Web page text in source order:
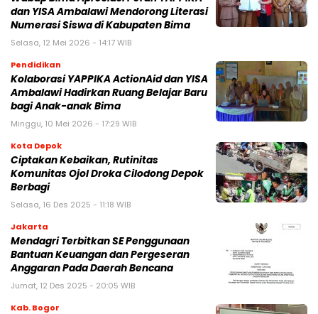
dan YISA Ambalawi Mendorong Literasi
Numerasi Siswa di Kabupaten Bima
Selasa, 12 Mei 2026 - 14:17 WIB
Pendidikan
Kolaborasi YAPPIKA ActionAid dan YISA
Ambalawi Hadirkan Ruang Belajar Baru
bagi Anak-anak Bima
Minggu, 10 Mei 2026 - 17:29 WIB
Kota Depok
Ciptakan Kebaikan, Rutinitas
Komunitas Ojol Droka Cilodong Depok
Berbagi
Selasa, 16 Des 2025 - 11:18 WIB
Jakarta
Mendagri Terbitkan SE Penggunaan
Bantuan Keuangan dan Pergeseran
Anggaran Pada Daerah Bencana
Jumat, 12 Des 2025 - 20:05 WIB
Kab. Bogor